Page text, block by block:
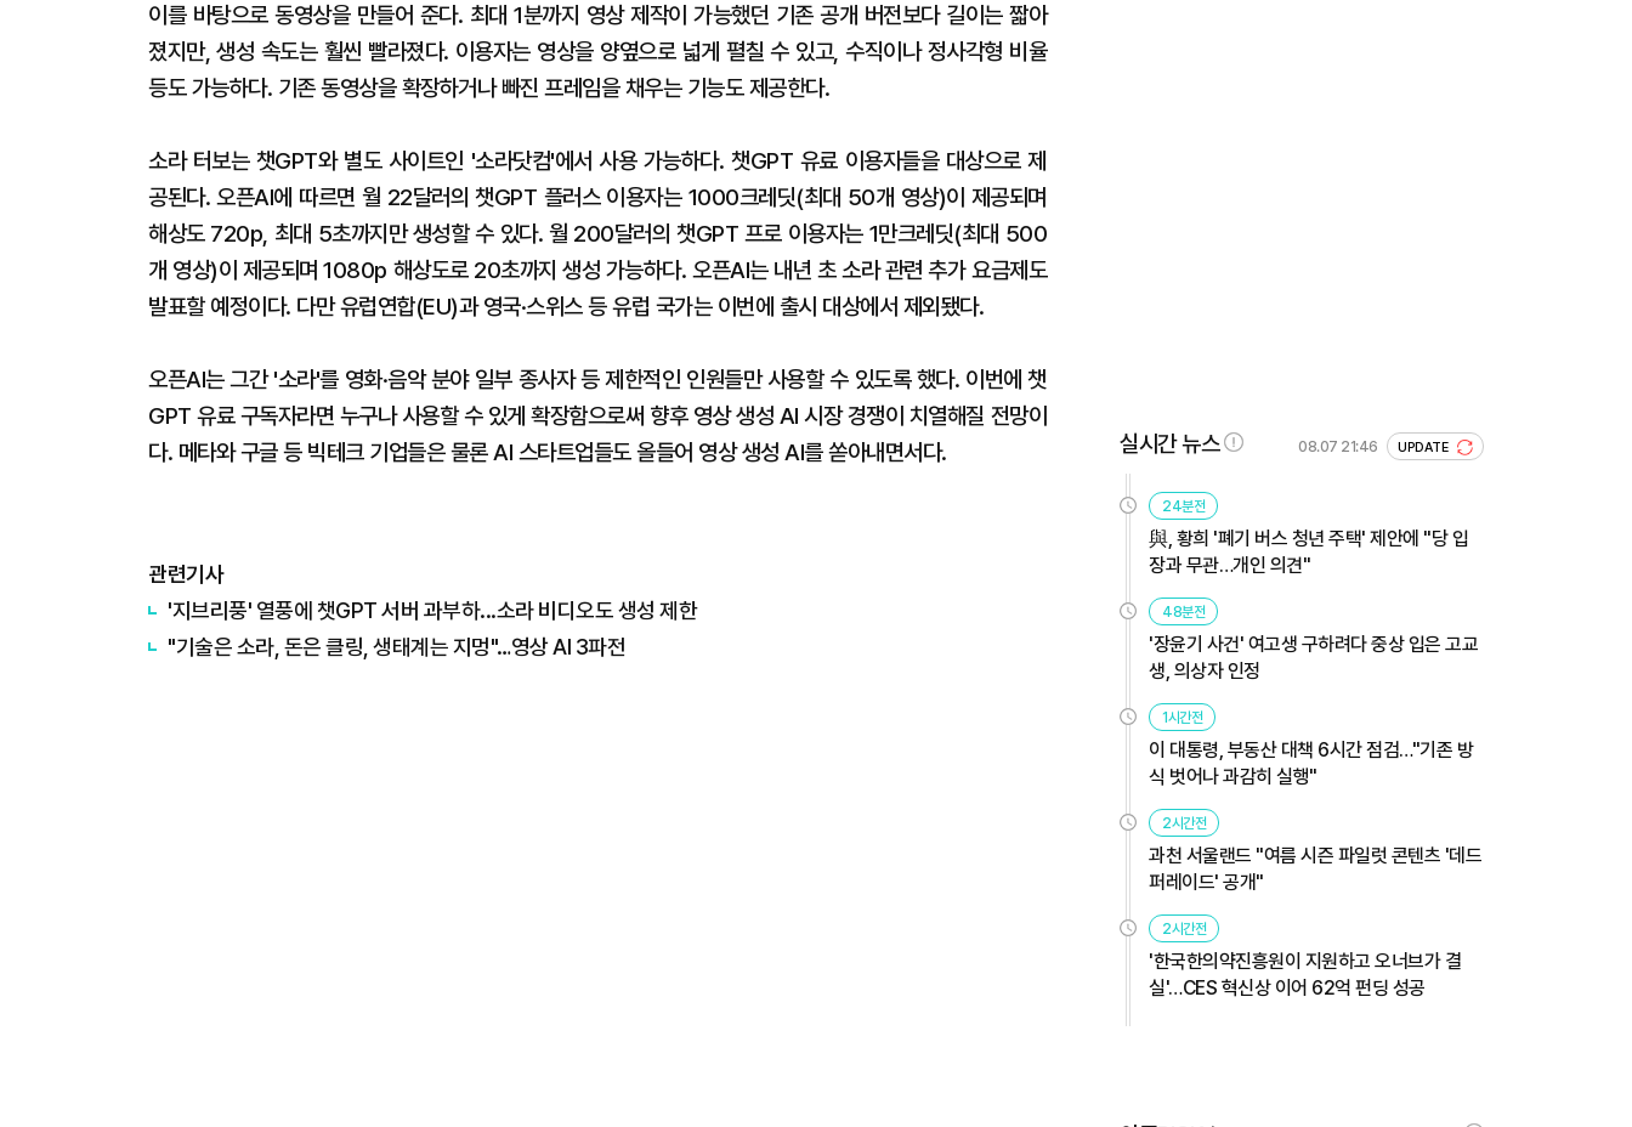
이를 바탕으로 동영상을 만들어 준다. 최대 1분까지 영상 제작이 가능했던 기존 공개 버전보다 길이는 짧아
졌지만, 생성 속도는 훨씬 빨라졌다. 이용자는 영상을 양옆으로 넓게 펼칠 수 있고, 수직이나 정사각형 비율
등도 가능하다. 기존 동영상을 확장하거나 빠진 프레임을 채우는 기능도 제공한다.
소라 터보는 챗GPT와 별도 사이트인 '소라닷컴'에서 사용 가능하다. 챗GPT 유료 이용자들을 대상으로 제
공된다. 오픈AI에 따르면 월 22달러의 챗GPT 플러스 이용자는 1000크레딧(최대 50개 영상)이 제공되며
해상도 720p, 최대 5초까지만 생성할 수 있다. 월 200달러의 챗GPT 프로 이용자는 1만크레딧(최대 500
개 영상)이 제공되며 1080p 해상도로 20초까지 생성 가능하다. 오픈AI는 내년 초 소라 관련 추가 요금제도
발표할 예정이다. 다만 유럽연합(EU)과 영국·스위스 등 유럽 국가는 이번에 출시 대상에서 제외됐다.
오픈AI는 그간 '소라'를 영화·음악 분야 일부 종사자 등 제한적인 인원들만 사용할 수 있도록 했다. 이번에 챗
GPT 유료 구독자라면 누구나 사용할 수 있게 확장함으로써 향후 영상 생성 AI 시장 경쟁이 치열해질 전망이
다. 메타와 구글 등 빅테크 기업들은 물론 AI 스타트업들도 올들어 영상 생성 AI를 쏟아내면서다.
관련기사
'지브리풍' 열풍에 챗GPT 서버 과부하...소라 비디오도 생성 제한
"기술은 소라, 돈은 클링, 생태계는 지멍"…영상 AI 3파전
실시간 뉴스 08.07 21:46 UPDATE
24분전
與, 황희 '폐기 버스 청년 주택' 제안에 "당 입
장과 무관…개인 의견"
48분전
'장윤기 사건' 여고생 구하려다 중상 입은 고교
생, 의상자 인정
1시간전
이 대통령, 부동산 대책 6시간 점검…"기존 방
식 벗어나 과감히 실행"
2시간전
과천 서울랜드 "여름 시즌 파일럿 콘텐츠 '데드
퍼레이드' 공개"
2시간전
'한국한의약진흥원이 지원하고 오너브가 결
실'…CES 혁신상 이어 62억 펀딩 성공